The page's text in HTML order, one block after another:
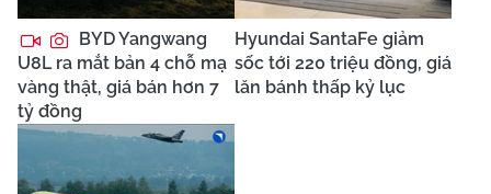
BYD Yangwang
U8L ra mắt bản 4 chỗ mạ
vàng thật, giá bán hơn 7
tỷ đồng
Hyundai SantaFe giảm
sốc tới 220 triệu đồng, giá
lăn bánh thấp kỷ lục